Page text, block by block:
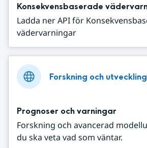
Konsekvensbaserade
Ladda ner API för
vädervarningar
Forskning och utveckling
Prognoser och varningar
Forskning och avancerad
du ska veta vad som väntar.